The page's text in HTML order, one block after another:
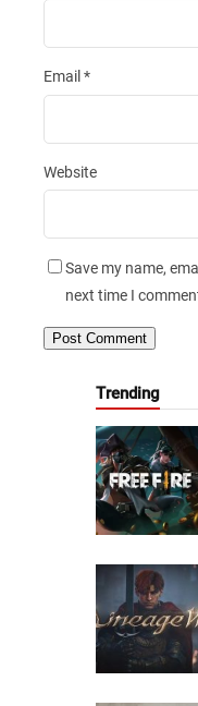
Email *
Website
Save my name,
next time I
Trending